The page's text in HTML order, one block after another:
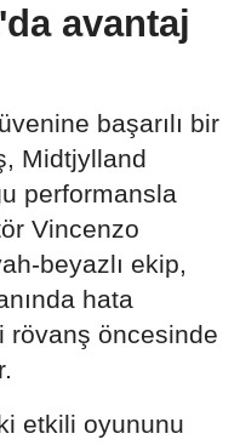
avantaj
başarılı bir
Midtjylland
performansla
Vincenzo
beyazlı ekip,
hata
rövanş öncesinde
etkili oyununu